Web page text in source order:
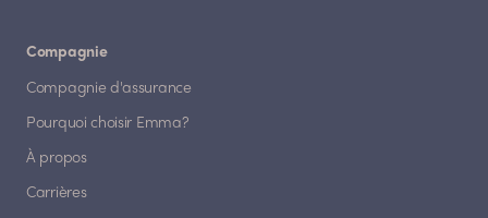
Compagnie
Compagnie d'assurance
Pourquoi choisir Emma?
À propos
Carrières